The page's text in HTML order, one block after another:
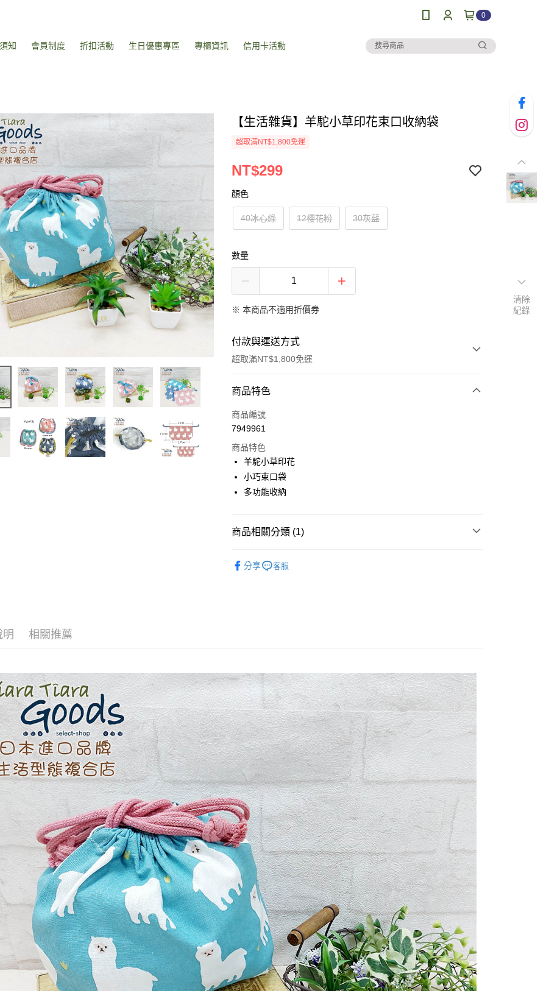
0
知 會員制度 折扣活動 生日優惠專區 專櫃資訊 信用卡活動
【生活雜貨】羊駝小草印花束口收納袋
超取滿NT$1,800免運
NT$299
顏色
40冰心綠 12櫻花粉 30灰藍
數量
※ 本商品不適用折價券
付款與運送方式
超取滿NT$1,800免運
付款方式
信用卡一次付款
Apple Pay
街口支付
AFTEE先享後付
AFTEE先享後付是「在收到商品之後才付款」的支付方式。 讓您購物簡單
便利好安心！
３．收到繳費通知簡訊後14天內，點擊此簡訊中的連結，可透過四大超商
／ATM／網路銀行／等多元方式進行付款，方視為交易完成。
※ 請注意：結帳手續完成當下不需立刻繳費，但若您需要取消訂單，請聯
絡購買商品的店家。未經商家同意取消之訂單仍視為有效，需透過AFTEE
先享後付繳納相關費用。
※ 交易是否成功請以「AFTEE先享後付 」之結帳頁面顯示為準，若有關於
是否繳費成功／繳費後需取消欲退款等相關疑問，請聯繫「AFTEE先享後
付客戶支援中心」https://netprotections.freshdesk.com/support/home
【注意事項】
１．透過由恩沛科技股份有限公司提供之「AFTEE先享後付」服務完成之
交易，需依本服務之必要範圍內提供個人資料，並將交易相關給付款項請
求債權轉讓予恩沛科技股份有限公司。
２．關於個人資料處理事宜，請瀏覽以下網址：
https://aftee.tw/terms/#terms3
３．未成年的使用者請事先徵得法定代理人或監護人之同意方可使用
「AFTEE先享後付」，若未經同意申辦者引起之損失，本公司不負相關責
任。
４．使用「AFTEE先享後付」時，將依據個別帳號之用戶狀況，依本公司
即時審查核予不同之上限額度；若仍有額度不足之情形，本公司將視審查
結果請求用戶進行身份認證。
５．嚴禁一人註冊多個帳號或使用他人資訊註冊。若發現惡意使用之情
形，恩沛科技股份有限公司將有權停止該用戶之使用額度並採取法律行
ATM付款
每筆NT$60，滿NT$1,800(含以上)免運費
7-11取貨付款
每筆NT$60，滿NT$2,000(含以上)免運費
付款後7-11取貨
每筆NT$60，滿NT$2,000(含以上)免運費
黑貓宅急便(包裹尺寸60cm以下)
每筆NT$100，滿NT$2,000(含以上)免運費
黑貓宅急便(包裹尺寸90cm以下)
每筆NT$140，滿NT$2,000(含以上)免運費
商品特色
商品編號
7949961
商品特色
羊駝小草印花
小巧束口袋
多功能收納
商品相關分類 (1)
分享
客服
明 相關推薦
清除
紀錄